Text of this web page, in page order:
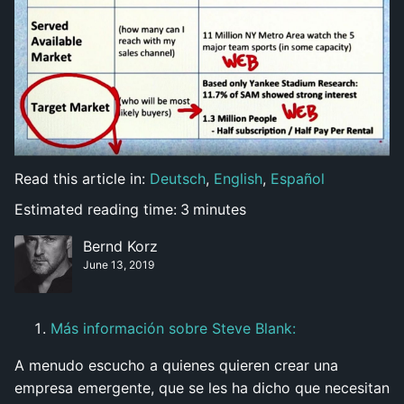
Read this article in: Deutsch, English, Español
Estimated reading time: 3 minutes
Bernd Korz
June 13, 2019
Más información sobre Steve Blank:
A menudo escucho a quienes quieren crear una
empresa emergente, que se les ha dicho que necesitan